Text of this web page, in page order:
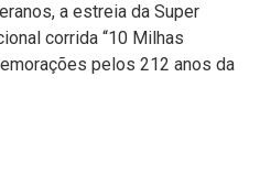
a estreia da Super
corrida “10 Milhas
pelos 212 anos da